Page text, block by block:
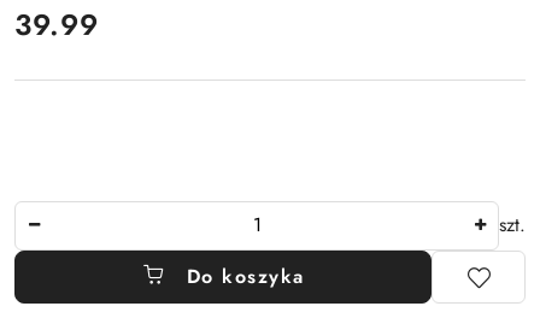
cena:
39.99
szt.
Do koszyka